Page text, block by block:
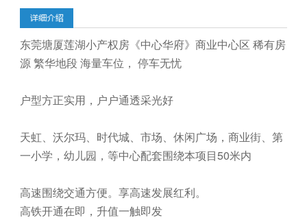
东莞塘厦莲湖小产权房《中心华府》商业中心区 稀有房
源 繁华地段 海量车位， 停车无忧
户型方正实用，户户通透采光好
天虹、沃尔玛、时代城、市场、休闲广场，商业街、第
一小学，幼儿园，等中心配套围绕本项目50米内
高速围绕交通方便。享高速发展红利。
高铁开通在即，升值一触即发